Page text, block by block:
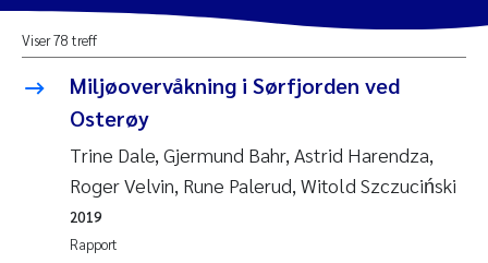
2024
2023
2021
Yan Lin
Kristina Øie Kvile
Areti Balkoni
Marianne Stave Sekkenes
Viser 78 treff
Miljøovervåkning i Sørfjorden ved
Osterøy
Trine Dale, Gjermund Bahr, Astrid Harendza,
Roger Velvin, Rune Palerud, Witold Szczuciński
Rapport
2019